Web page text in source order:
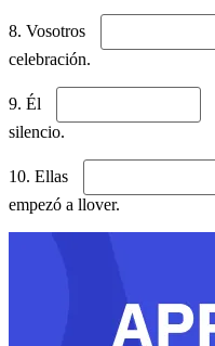
8. Vosotros
celebración.
9. Él
silencio.
10. Ellas
empezó a llover.